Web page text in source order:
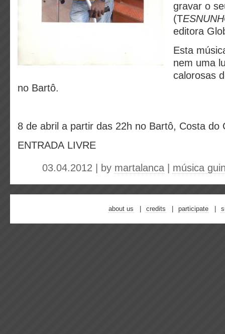
gravar o
(T
editora
Esta
nem uma
calorosas
no Bartô.
8 de abril a partir das 22h no Bartô, Costa do
ENTRADA LIVRE
03.04.2012 | by martalanca música
about us credits participate